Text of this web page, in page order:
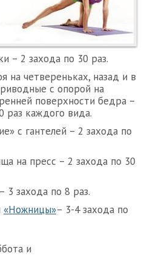
– 2 захода по 30 раз.
на четвереньках, назад и в
с опорой на
поверхности бедра –
раз каждого вида.
с гантелей – 2 захода по
на пресс – 2 захода по 30
захода по 8 раз.
«Ножницы»– 3-4 захода по
и